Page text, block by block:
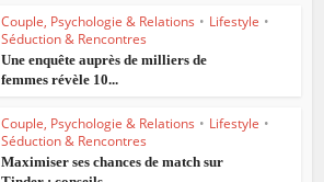
Couple, Psychologie & Relations • Lifestyle •
Séduction & Rencontres
Une enquête auprès de milliers de
femmes révèle 10...
Couple, Psychologie & Relations • Lifestyle •
Séduction & Rencontres
Maximiser ses chances de match sur